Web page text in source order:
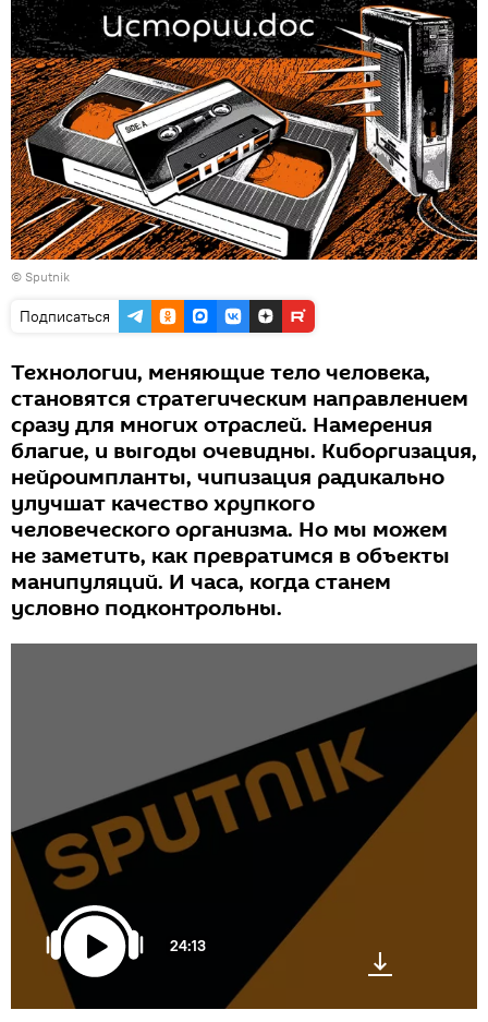
© Sputnik
Подписаться
Технологии, меняющие тело человека,
становятся стратегическим направлением
сразу для многих отраслей. Намерения
благие, и выгоды очевидны. Киборгизация,
нейроимпланты, чипизация радикально
улучшат качество хрупкого
человеческого организма. Но мы можем
не заметить, как превратимся в объекты
манипуляций. И часа, когда станем
условно подконтрольны.
24:13